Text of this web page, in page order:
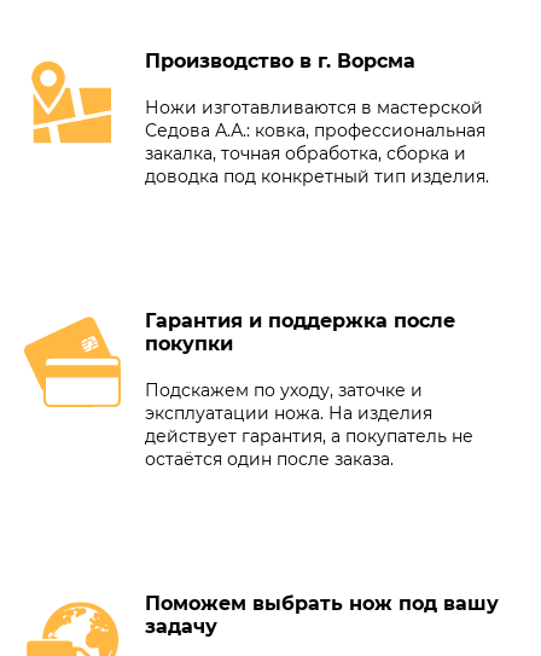
Производство в г. Ворсма
Ножи изготавливаются в мастерской
Седова А.А.: ковка, профессиональная
закалка, точная обработка, сборка и
доводка под конкретный тип изделия.
Гарантия и поддержка после
покупки
Подскажем по уходу, заточке и
эксплуатации ножа. На изделия
действует гарантия, а покупатель не
остаётся один после заказа.
Поможем выбрать нож под вашу
задачу